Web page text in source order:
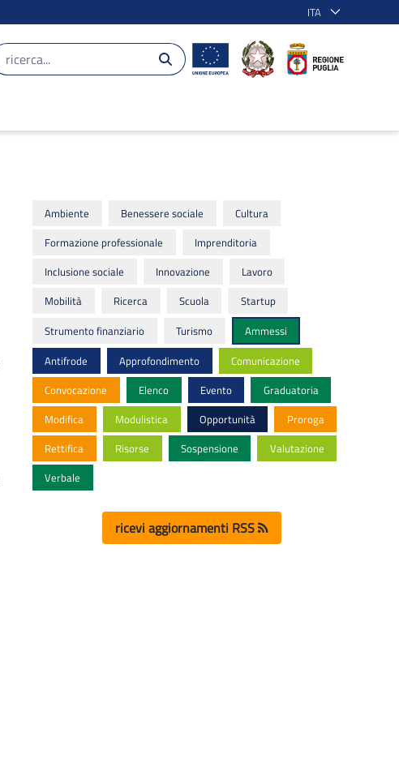
ITA
Ambiente Benessere sociale
Cultura
Formazione professionale
Imprenditoria
Inclusione sociale
Innovazione
Lavoro
Mobilità
Ricerca Scuola
Startup
Strumento finanziario
Turismo
Ammessi
Antifrode
Approfondimento
Comunicazione
Convocazione
Elenco Evento
Graduatoria
Modifica
Modulistica Opportunità
Proroga
Rettifica
Risorse Sospensione
Valutazione
Verbale
ricevi aggiornamenti RSS